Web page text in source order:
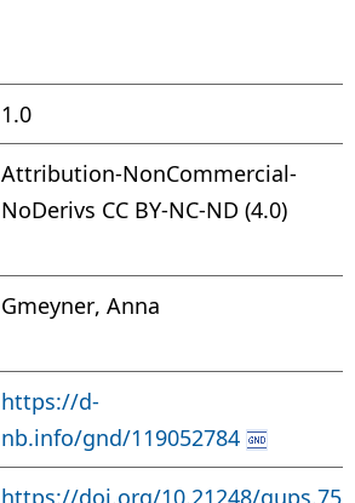
1.0
Attribution-NonCommercial-
NoDerivs CC BY-NC-ND (4.0)
Gmeyner, Anna
https://d-
nb.info/gnd/119052784
https://doi.org/10.21248/gups.75